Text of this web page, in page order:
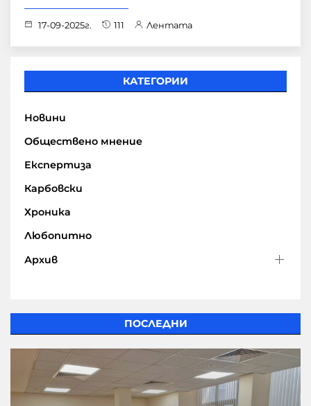
17-09-2025г. 111 Лентата
КАТЕГОРИИ
Новини
Обществено мнение
Експертиза
Карбовски
Хроника
Любопитно
Архив
ПОСЛЕДНИ